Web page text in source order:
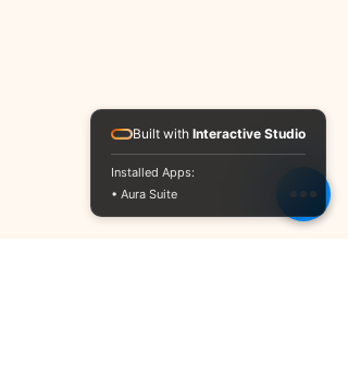
Built with Interactive Studio
Installed Apps:
• Aura Suite